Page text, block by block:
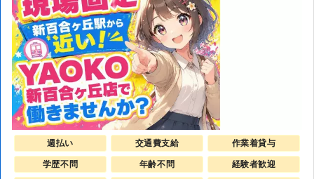
週払い 交通費支給 作業着貸与
学歴不問 年齢不問 経験者歓迎